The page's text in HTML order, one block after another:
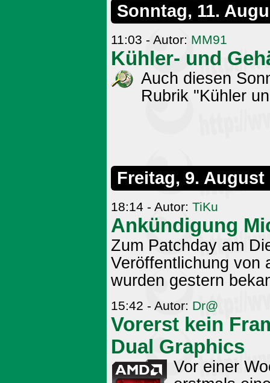
Sonntag, 11.
11:03 - Autor: MM91
Kühler- und
Auch diesen
Rubrik "Kühler
Freitag, 9. August
18:14 - Autor: TiKu
Ankündigung
Zum Patchday am
Veröffentlichung von
wurden gestern
15:42 - Autor: Dr@
Vorerst kein
Dual Graphics
Vor einer